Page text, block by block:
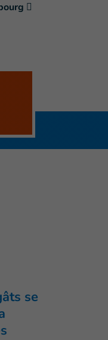
se